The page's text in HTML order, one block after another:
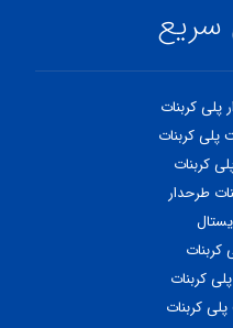
پلی کربنات
پلی کربنات
کربنات
طرحدار
کربنات
کربنات
کربنات